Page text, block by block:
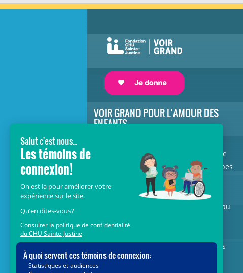
VOIR GRAND POUR L’AMOUR DES
ENFANTS
vous au cœur de la campagne majeure
Voir Grand, nous conduisons les équipes
soignantes vers les opportunités de la
science et des nouvelles technologies
pour que chaque enfant, où qu’il soit au
Justine. Ensemble, unissons nos forces
pour leur avenir.